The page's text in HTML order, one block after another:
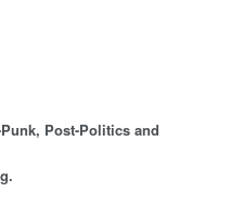
Post-Politics and